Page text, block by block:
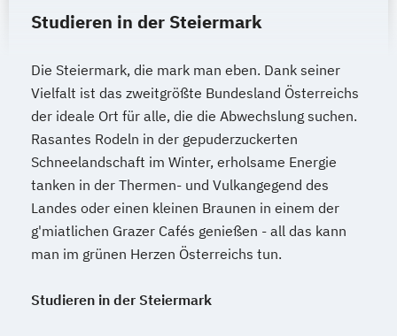
Internationales Marketing
Kindheitspädagogik
Kindheitspädagogik für Erzieher:innen
Kommunikationsdesign
Kommunikationspsychologie
Kultur- und Medienpädagogik
Logopädie
Machine Learning (EN)
Management (DE/EN)
Marketing
Marketingmanagement
Nachhaltige Stadt- und
Naturwissenschaften Doktoratsstudium
Naturwissenschaftliches Doktorat an der
URBI Fakultät
Pflanzenwissenschaften
PhD Law and Politics
Pharmazeutische Wissenschaften
Philosophie Physics Physik
Political
Economic and Legal Philosophy (PELP)
Psychologie
Studieren in der Steiermark
Die Steiermark, die mark man eben. Dank seiner
Vielfalt ist das zweitgrößte Bundesland Österreichs
der ideale Ort für alle, die die Abwechslung suchen.
Rasantes Rodeln in der gepuderzuckerten
Schneelandschaft im Winter, erholsame Energie
tanken in der Thermen- und Vulkangegend des
Landes oder einen kleinen Braunen in einem der
g'miatlichen Grazer Cafés genießen - all das kann
man im grünen Herzen Österreichs tun.
Studieren in der Steiermark